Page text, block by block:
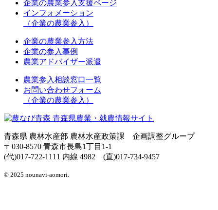
企業の農業参入支援ページ
インフォメーション
（企業の農業参入）
企業の農業参入方法
企業の参入事例
農業アドバイザー派遣
農業参入相談窓口一覧
お問い合わせフォーム
（企業の農業参入）
青森県 農林水産部 農林水産政策課 企画調整グループ
〒030-8570 青森市長島1丁目1-1
(代)017-722-1111 内線 4982 (直)017-734-9457
© 2025 nounavi-aomori.